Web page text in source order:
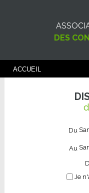
DES
ACCUEIL
Du
Au
Je